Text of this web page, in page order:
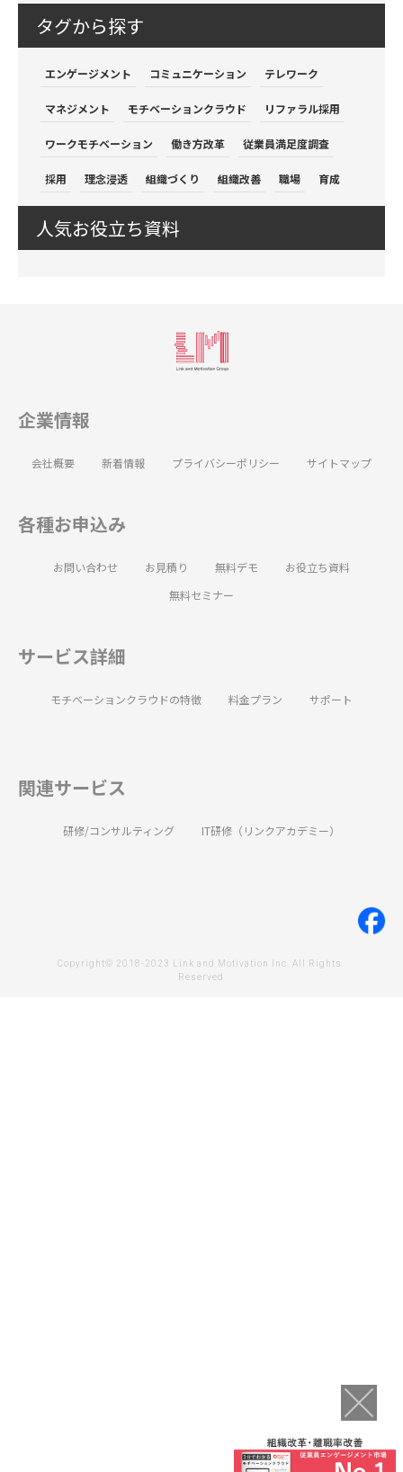
タグから探す
エンゲージメント コミュニケーション テレワーク
マネジメント モチベーションクラウド リファラル採用
ワークモチベーション 働き方改革 従業員満足度調査
採用 理念浸透 組織づくり 組織改善 職場 育成
人気お役立ち資料
企業情報
会社概要 新着情報 プライバシーポリシー サイトマップ
各種お申込み
お問い合わせ お見積り 無料デモ
お役立ち資料
無料セミナー
サービス詳細
モチベーションクラウドの特徴 料金プラン サポート
関連サービス
研修/コンサルティング IT研修（リンクアカデミー）
Copyright© 2018-2023 Link and Motivation Inc. All Rights
Reserved